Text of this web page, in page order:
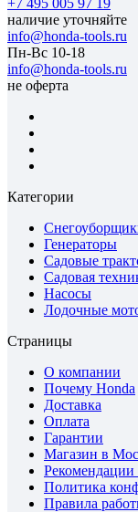
+7 495 005 97 19
наличие уточняйте
info@honda-tools.ru
Пн-Вс 10-18
info@honda-tools.ru
не оферта
Категории
Генераторы
Садовые
Садовая
Насосы
Лодочные
Страницы
О компании
Почему Honda
Доставка
Оплата
Гарантии
Магазин в
Рекомендации
Политика
Правила